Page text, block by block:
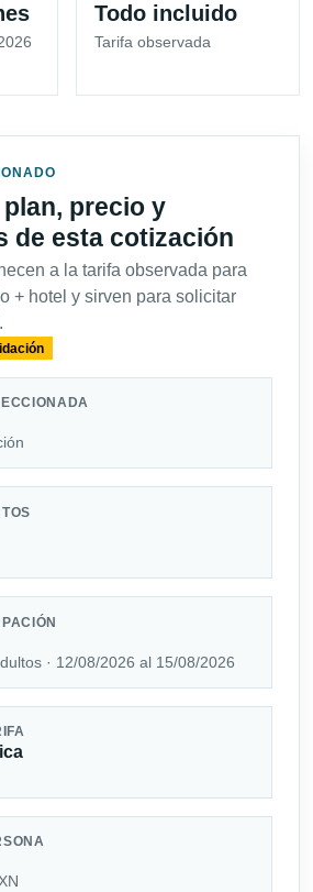
Todo incluido
Tarifa observada
precio y
de esta cotización
a la tarifa observada para
+ hotel y sirven para solicitar
· 12/08/2026 al 15/08/2026